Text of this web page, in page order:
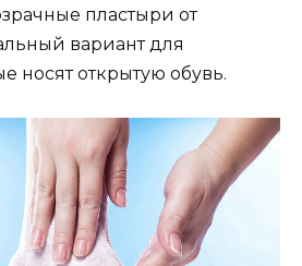
пластыри от
вариант для
носят открытую обувь.